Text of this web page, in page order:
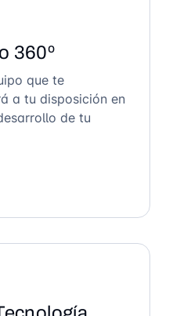
360º
que te
a tu disposición en
de tu